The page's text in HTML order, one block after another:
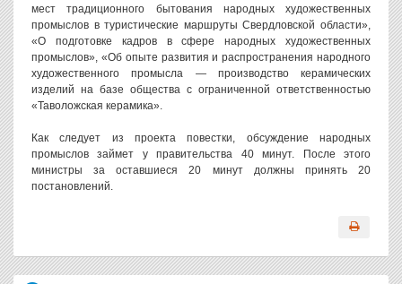
мест традиционного бытования народных художественных
промыслов в туристические маршруты Свердловской области»,
«О подготовке кадров в сфере народных художественных
промыслов», «Об опыте развития и распространения народного
художественного промысла — производство керамических
изделий на базе общества с ограниченной ответственностью
«Таволожская керамика».
Как следует из проекта повестки, обсуждение народных
промыслов займет у правительства 40 минут. После этого
министры за оставшиеся 20 минут должны принять 20
постановлений.